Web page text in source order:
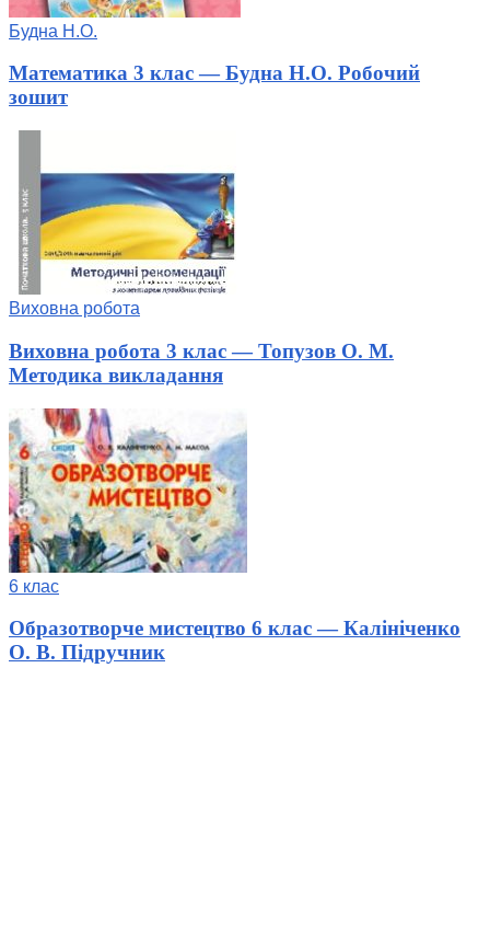
Будна Н.О.
Математика 3 клас — Будна Н.О. Робочий
зошит
Виховна робота
Виховна робота 3 клас — Топузов О. М.
Методика викладання
6 клас
Образотворче мистецтво 6 клас — Калініченко
О. В. Підручник